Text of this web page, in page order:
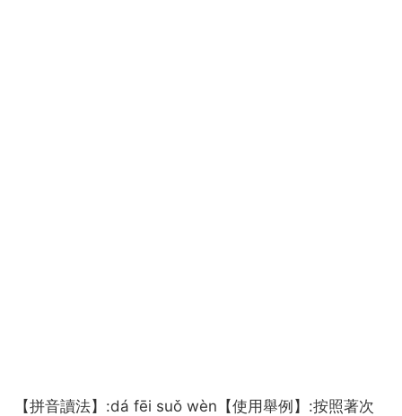
【拼音讀法】:dá fēi suǒ wèn【使用舉例】:按照著次